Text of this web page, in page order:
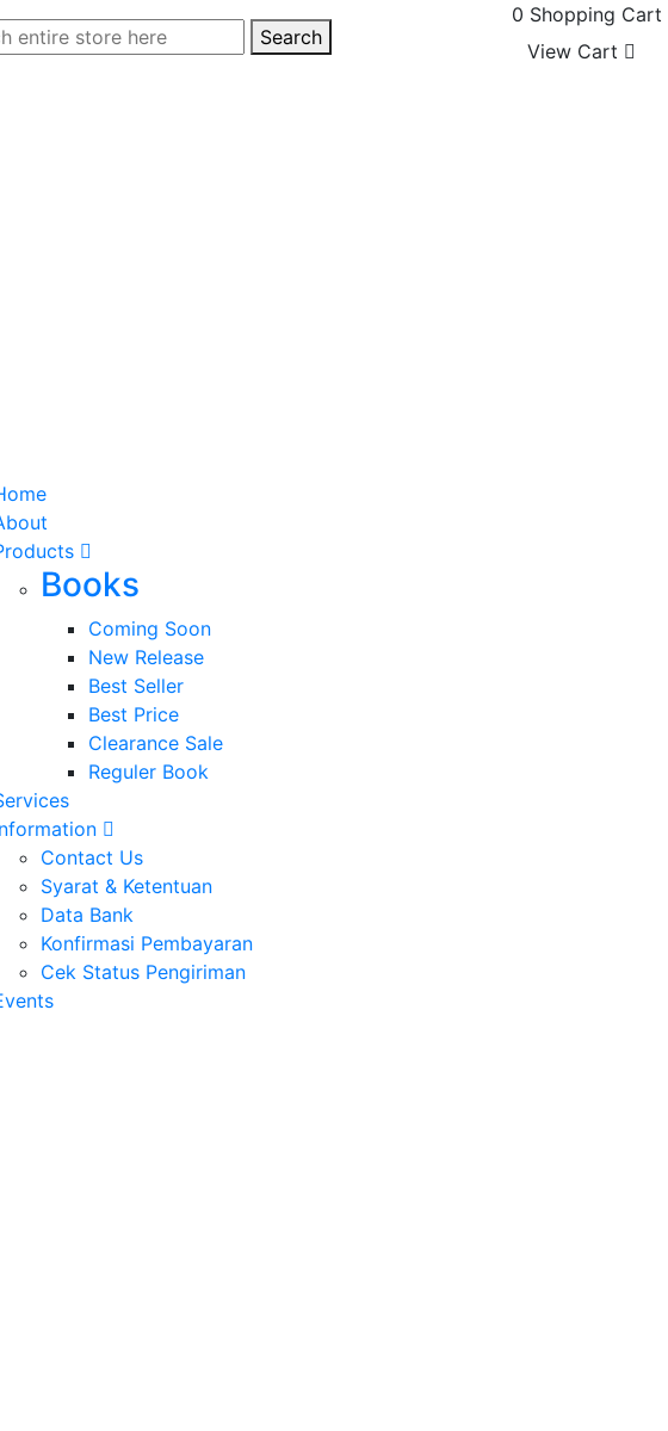
Search
0 Shopping Cart
View Cart
Books
Coming Soon
New Release
Best Seller
Best Price
Clearance Sale
Reguler Book
Contact Us
Syarat & Ketentuan
Data Bank
Konfirmasi Pembayaran
Cek Status Pengiriman